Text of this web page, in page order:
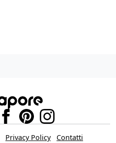
Privacy Policy
Contatti